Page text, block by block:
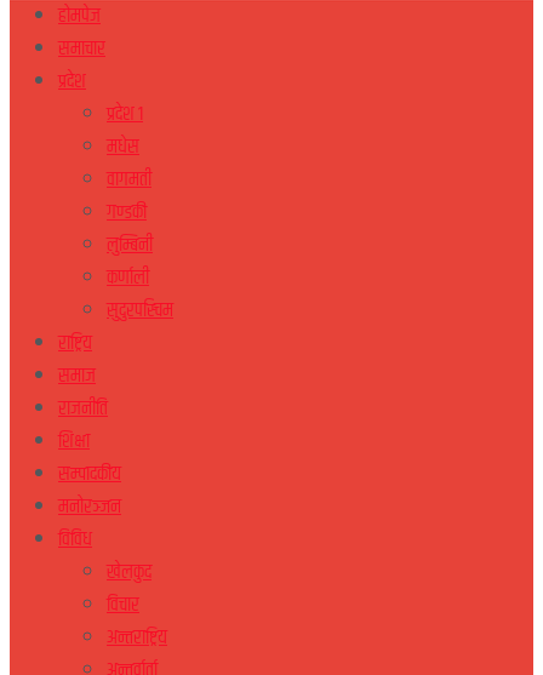
होमपेज
समाचार
प्रदेश
प्रदेश १
मधेस
वागमती
गण्डकी
लुम्बिनी
कर्णाली
सुदुरपस्चिम
राष्ट्रिय
समाज
राजनीति
शिक्षा
सम्पादकीय
मनोरञ्जन
विविध
खेलकुद
विचार
अन्तराष्ट्रिय